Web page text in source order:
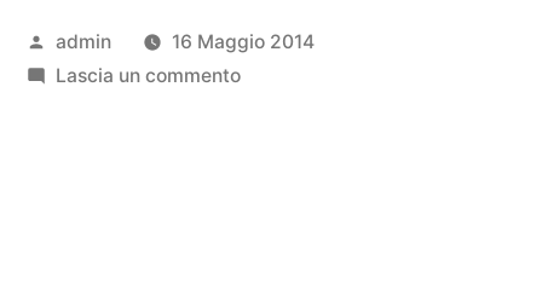
Pubblicato
da
admin
16 Maggio 2014
Lascia un commentosu